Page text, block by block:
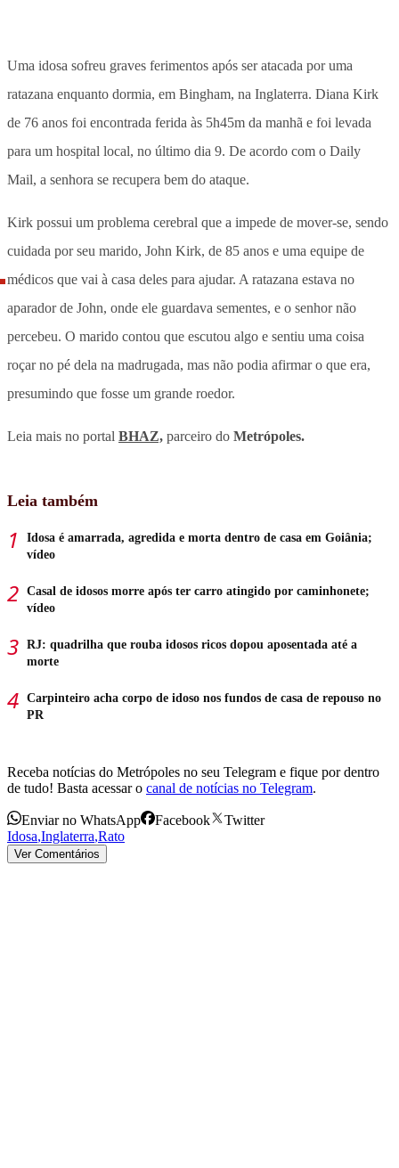
Uma idosa sofreu graves ferimentos após ser atacada por uma
ratazana enquanto dormia, em Bingham, na Inglaterra. Diana Kirk
de 76 anos foi encontrada ferida às 5h45m da manhã e foi levada
para um hospital local, no último dia 9. De acordo com o Daily
Mail, a senhora se recupera bem do ataque.
Kirk possui um problema cerebral que a impede de mover-se, sendo
cuidada por seu marido, John Kirk, de 85 anos e uma equipe de
médicos que vai à casa deles para ajudar. A ratazana estava no
aparador de John, onde ele guardava sementes, e o senhor não
percebeu. O marido contou que escutou algo e sentiu uma coisa
roçar no pé dela na madrugada, mas não podia afirmar o que era,
presumindo que fosse um grande roedor.
Leia mais no portal BHAZ, parceiro do Metrópoles.
Leia também
Idosa é amarrada, agredida e morta dentro de casa em Goiânia;
vídeo
Casal de idosos morre após ter carro atingido por caminhonete;
vídeo
RJ: quadrilha que rouba idosos ricos dopou aposentada até a
morte
Carpinteiro acha corpo de idoso nos fundos de casa de repouso no
PR
Receba notícias do Metrópoles no seu Telegram e fique por dentro
de tudo! Basta acessar o canal de notícias no Telegram.
Enviar no WhatsApp Facebook
Twitter
Idosa,Inglaterra,Rato
Ver Comentários